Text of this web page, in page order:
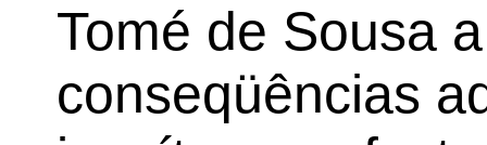
Tomé de Sousa
conseqüências